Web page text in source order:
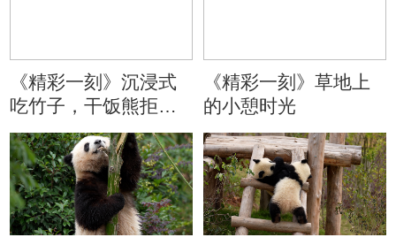
《精彩一刻》沉浸式
吃竹子，干饭熊拒绝
分心
《精彩一刻》草地上
的小憩时光